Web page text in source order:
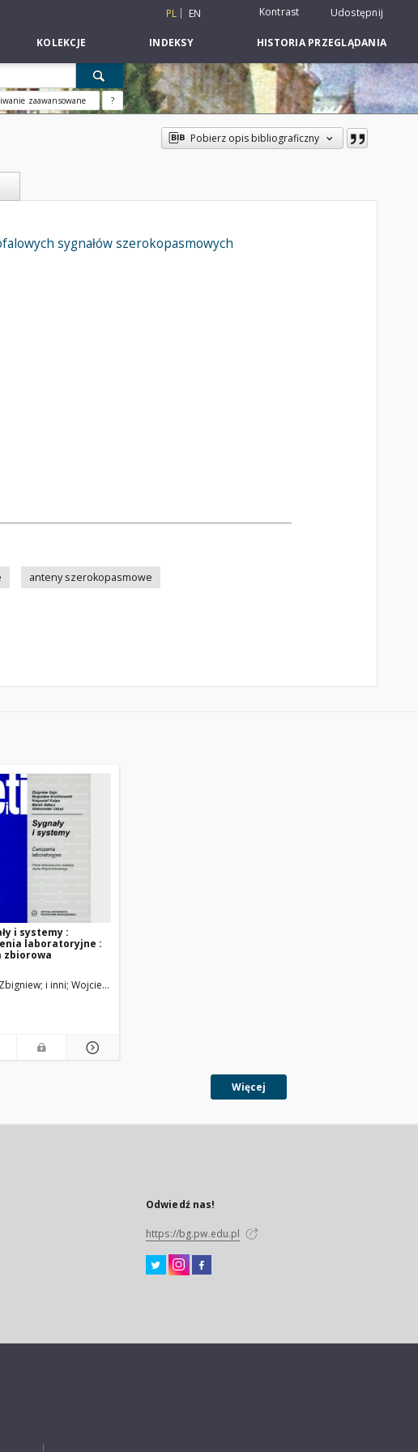
PL EN Kontrast Udostępnij
KOLEKCJE INDEKSY HISTORIA PRZEGLĄDANIA
zaawansowane ?
Pobierz opis bibliograficzny
sygnałów szerokopasmowych
anteny szerokopasmowe
i systemy :
laboratoryjne :
zbiorowa
i inni Wojciechowski, Jacek (1943?-2015). Red.
Więcej
Odwiedź nas!
https://bg.pw.edu.pl